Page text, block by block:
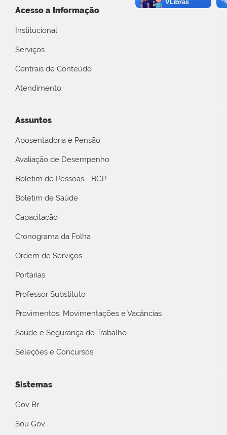
Acesso a Informação
Institucional
Serviços
Centrais de Conteúdo
Atendimento
Assuntos
Aposentadoria e Pensão
Avaliação de Desempenho
Boletim de Pessoas - BGP
Boletim de Saúde
Capacitação
Cronograma da Folha
Ordem de Serviços
Portarias
Professor Substituto
Provimentos, Movimentações e Vacâncias
Saúde e Segurança do Trabalho
Seleções e Concursos
Sistemas
Gov Br
Sou Gov